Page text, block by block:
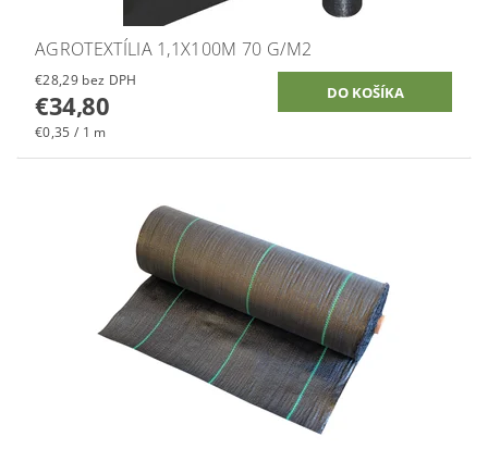
AGROTEXTÍLIA 1,1X100M 70 G/M2
€28,29 bez DPH
€34,80
€0,35 / 1 m